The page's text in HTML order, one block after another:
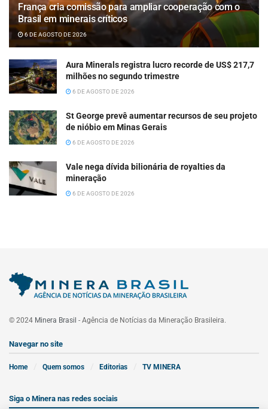
França cria comissão para ampliar cooperação com o
Brasil em minerais críticos
6 DE AGOSTO DE 2026
Aura Minerals registra lucro recorde de US$ 217,7
milhões no segundo trimestre
6 DE AGOSTO DE 2026
St George prevê aumentar recursos de seu projeto
de nióbio em Minas Gerais
6 DE AGOSTO DE 2026
Vale nega dívida bilionária de royalties da
mineração
6 DE AGOSTO DE 2026
© 2024 Minera Brasil - Agência de Notícias da Mineração Brasileira.
Navegar no site
Home Quem somos Editorias TV MINERA
Siga o Minera nas redes sociais